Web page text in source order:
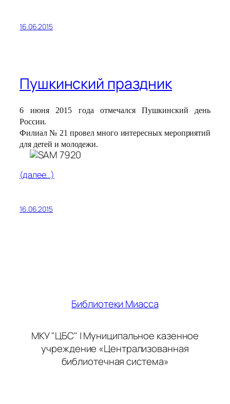
16.06.2015
Пушкинский праздник
6 июня 2015 года отмечался Пушкинский день
России.
Филиал № 21 провел много интересных мероприятий
для детей и молодежи.
(далее…)
16.06.2015
Библиотеки Миасса
МКУ "ЦБС" | Муниципальное казенное
учреждение «Централизованная
библиотечная система»